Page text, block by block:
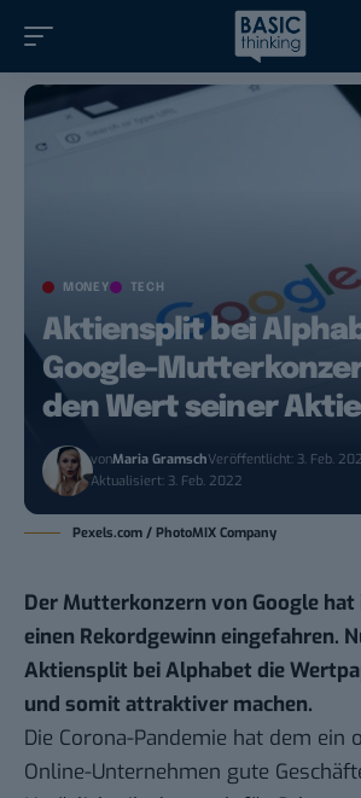
MONEY TECH
Aktiensplit bei
Google-
den Wert seiner
vonMaria GramschVeröffentlicht: 3. Feb.
Aktualisiert: 3. Feb. 2022
Pexels.com / PhotoMIX Company
Der Mutterkonzern von Google
einen Rekordgewinn eingefahren.
Aktiensplit bei Alphabet die
und somit attraktiver machen.
Die Corona-Pandemie hat dem ein
Online-Unternehmen gute